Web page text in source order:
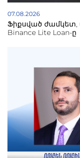
07.08.2026
Ֆիքսված ժամկետ,
Binance Lite Loan-ը